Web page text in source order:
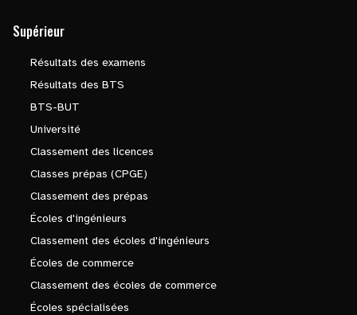
Supérieur
Résultats des examens
Résultats des BTS
BTS-BUT
Université
Classement des licences
Classes prépas (CPGE)
Classement des prépas
Écoles d'ingénieurs
Classement des écoles d'ingénieurs
Écoles de commerce
Classement des écoles de commerce
Écoles spécialisées